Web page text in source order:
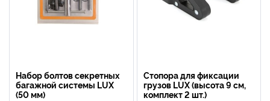
Набор болтов секретных
багажной системы LUX
(50 мм)
Стопора для фиксации
грузов LUX (высота 9 см,
комплект 2 шт.)